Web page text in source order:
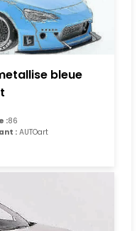
bleue
:86
:AUTOart